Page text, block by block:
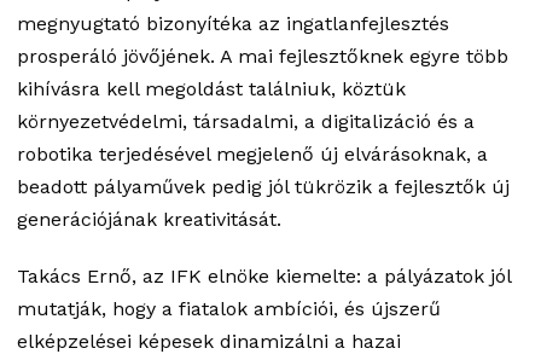
megnyugtató bizonyítéka az ingatlanfejlesztés
prosperáló jövőjének. A mai fejlesztőknek egyre több
kihívásra kell megoldást találniuk, köztük
környezetvédelmi, társadalmi, a digitalizáció és a
robotika terjedésével megjelenő új elvárásoknak, a
beadott pályaművek pedig jól tükrözik a fejlesztők új
generációjának kreativitását.
Takács Ernő, az IFK elnöke kiemelte: a pályázatok jól
mutatják, hogy a fiatalok ambíciói, és újszerű
elképzelései képesek dinamizálni a hazai